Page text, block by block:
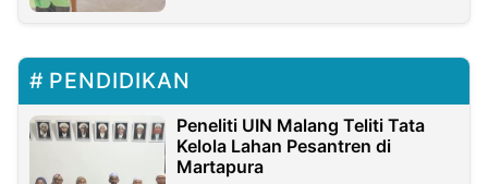
PENDIDIKAN
Peneliti UIN Malang Teliti Tata
Kelola Lahan Pesantren di
Martapura